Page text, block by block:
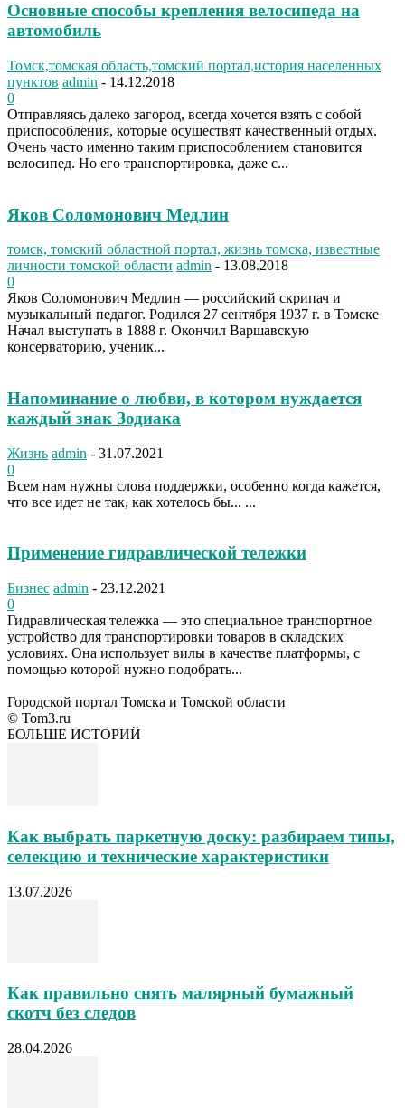
Основные способы крепления велосипеда на
автомобиль
Томск,томская область,томский портал,история населенных
пунктов admin - 14.12.2018
0
Отправляясь далеко загород, всегда хочется взять с собой
приспособления, которые осуществят качественный отдых.
Очень часто именно таким приспособлением становится
велосипед. Но его транспортировка, даже с...
Яков Соломонович Медлин
томск, томский областной портал, жизнь томска, известные
личности томской области admin - 13.08.2018
0
Яков Соломонович Медлин — российский скрипач и
музыкальный педагог. Родился 27 сентября 1937 г. в Томске
Начал выступать в 1888 г. Окончил Варшавскую
консерваторию, ученик...
Напоминание о любви, в котором нуждается
каждый знак Зодиака
Жизнь admin - 31.07.2021
0
Всем нам нужны слова поддержки, особенно когда кажется,
что все идет не так, как хотелось бы... ...
Применение гидравлической тележки
Бизнес admin - 23.12.2021
0
Гидравлическая тележка — это специальное транспортное
устройство для транспортировки товаров в складских
условиях. Она использует вилы в качестве платформы, с
помощью которой нужно подобрать...
Городской портал Томска и Томской области
© Tom3.ru
БОЛЬШЕ ИСТОРИЙ
Как выбрать паркетную доску: разбираем типы,
селекцию и технические характеристики
13.07.2026
Как правильно снять малярный бумажный
скотч без следов
28.04.2026